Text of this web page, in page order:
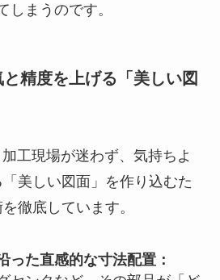
しまうのです。
精度を上げる「美しい図
工現場が迷わず、気持ちよ
美しい図面」を作り込むた
徹底しています。
った直感的な寸法配置：